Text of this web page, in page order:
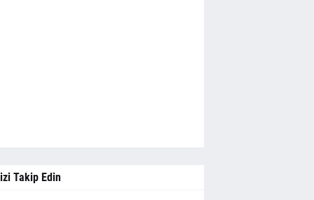
Takip Edin